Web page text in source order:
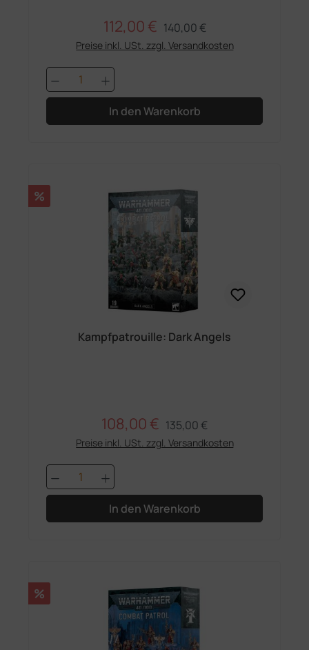
Verkaufspreis:
112,00 € Regulärer Preis:
140,00 €
Preise inkl. USt. zzgl. Versandkosten
Produkt Anzahl: Gib den
In den Warenkorb
Rabatt
%
Kampfpatrouille: Dark Angels
Verkaufspreis:
108,00 € Regulärer Preis:
135,00 €
Preise inkl. USt. zzgl. Versandkosten
Produkt Anzahl: Gib den
In den Warenkorb
Rabatt
%